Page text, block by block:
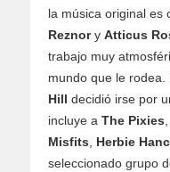
la música original es
Reznory Atticus
trabajo muy
mundo que le rodea.
Hill decidió irse por
incluye a The Pixies
Misfits
Herbie
seleccionado grupo